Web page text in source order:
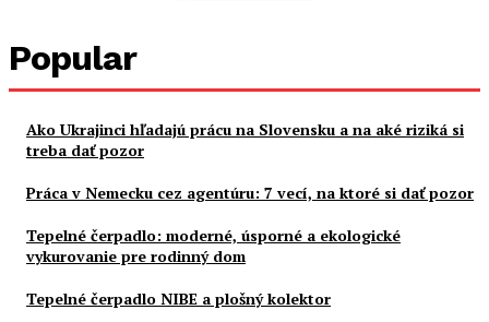
Popular
Ako Ukrajinci hľadajú prácu na Slovensku a na aké riziká si
treba dať pozor
Práca v Nemecku cez agentúru: 7 vecí, na ktoré si dať pozor
Tepelné čerpadlo: moderné, úsporné a ekologické
vykurovanie pre rodinný dom
Tepelné čerpadlo NIBE a plošný kolektor